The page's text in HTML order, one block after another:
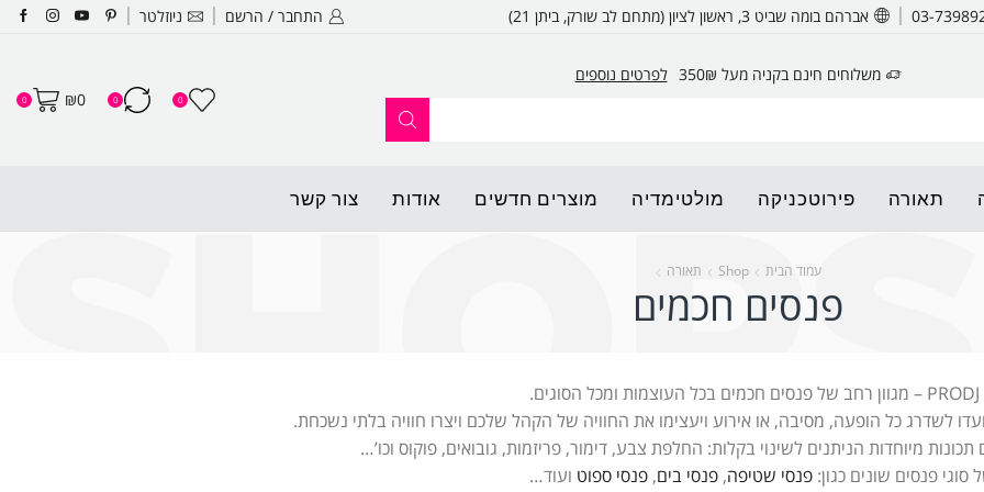
אברהם בומה שביט 3, ראשון לציון (מתחם לב שורק, ביתן 21) התחבר / הרשם ניוזלטר
משלוחים חינם בקניה מעל 350₪ לפרטים נוספים
0
0
₪0
0
תאורה פירוטכניקה מולטימדיה מוצרים חדשים אודות צור קשר
עמוד הבית Shop תאורה
פנסים חכמים
לשדרג כל הופעה, מסיבה, או אירוע ויעצימו את החוויה של הקהל שלכם ויצרו חוויה בלתי נשכחת.
מיוחדות הניתנים לשינוי בקלות: החלפת צבע, דימור, פריזמות, גובואים, פוקוס וכו’…
סוגי פנסים שונים כגון: פנסי שטיפה, פנסי בים, פנסי ספוט ועוד…